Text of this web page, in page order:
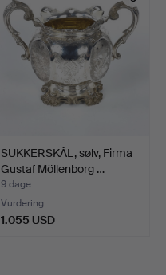
SUKKERSKÅL, sølv, Firma
Gustaf Möllenborg …
9 dage
Vurdering
1.055 USD